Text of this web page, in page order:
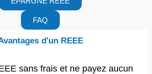
FAQ
d'un REEE
sans frais et ne payez aucun